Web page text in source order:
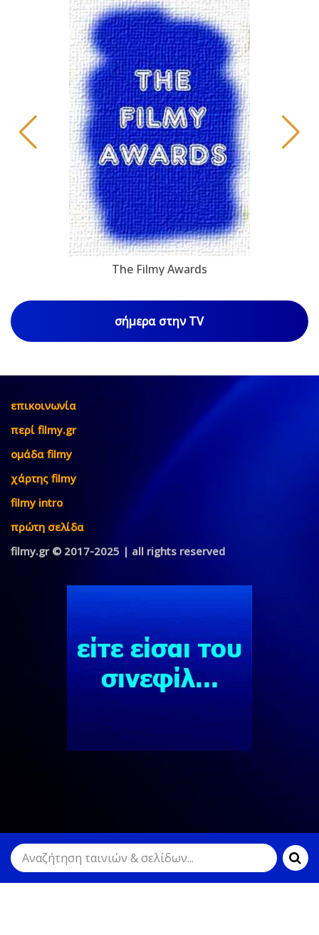
The Filmy Awards
σήμερα στην TV
επικοινωνία
περί filmy.gr
ομάδα filmy
χάρτης filmy
filmy intro
πρώτη σελίδα
filmy.gr © 2017-2025 | all rights reserved